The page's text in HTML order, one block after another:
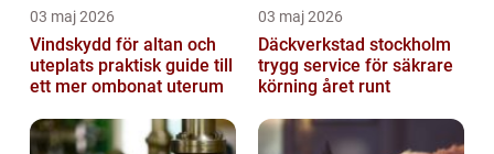
03 maj 2026
Vindskydd för altan och
uteplats praktisk guide till
ett mer ombonat uterum
03 maj 2026
Däckverkstad stockholm
trygg service för säkrare
körning året runt